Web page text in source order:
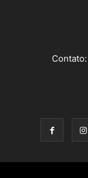
Contato: